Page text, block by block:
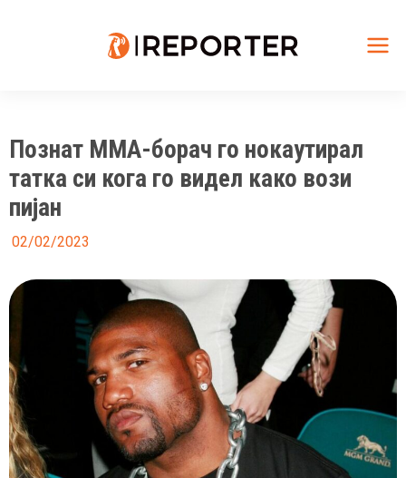
Познат ММА-борач го нокаутирал
татка си кога го видел како вози
пијан
02/02/2023